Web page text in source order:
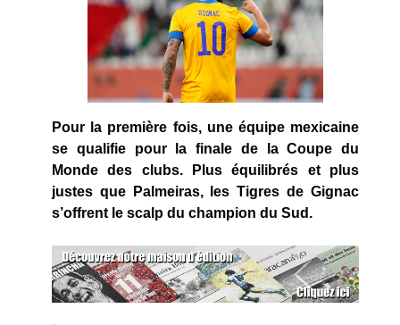
Pour la première fois, une équipe mexicaine
se qualifie pour la finale de la Coupe du
Monde des clubs. Plus équilibrés et plus
justes que Palmeiras, les Tigres de Gignac
s’offrent le scalp du champion du Sud.